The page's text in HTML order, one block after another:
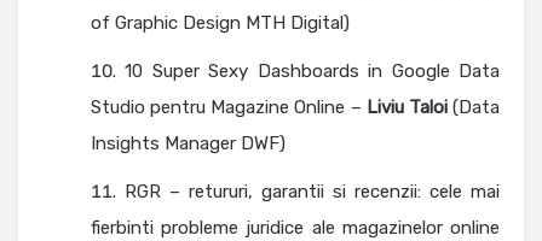
of Graphic Design MTH Digital)
10 Super Sexy Dashboards in Google Data
Studio pentru Magazine Online – Liviu Taloi(Data
Insights Manager DWF)
RGR – retururi, garantii si recenzii: cele mai
fierbinti probleme juridice ale magazinelor online